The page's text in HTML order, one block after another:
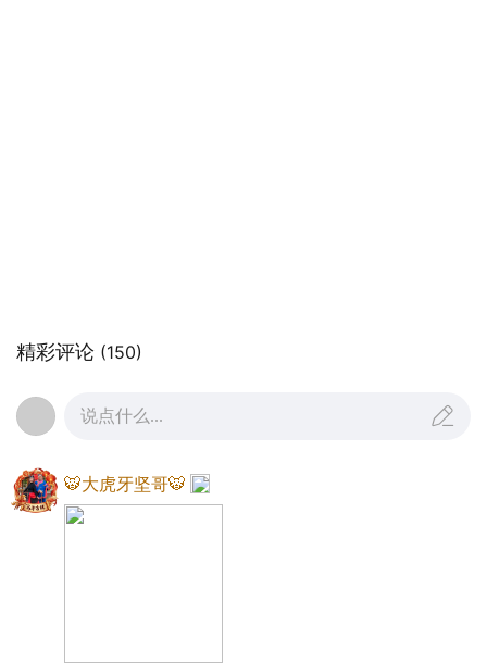
本《美篇儿童个人信息保护规则》适用于您/您的孩
儿童个人信息的活动。
我们会严格履行法律规定的儿童个人信息保护义务与
责任，遵循合法正当、最小必要、目的明确、公开透
明、安全保障等原则收集、使用和以其他方式处理儿
精彩评论 (150)
说点什么...
🐯大虎牙坚哥🐯